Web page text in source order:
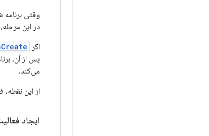
وقتی برنامه
در این
اگر
پس از آن،
می‌کند.
از این
ایجاد